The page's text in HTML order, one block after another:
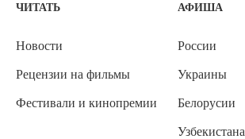
ЧИТАТЬ
Новости
Рецензии на фильмы
Фестивали и кинопремии
АФИША
России
Украины
Белорусии
Узбекистана